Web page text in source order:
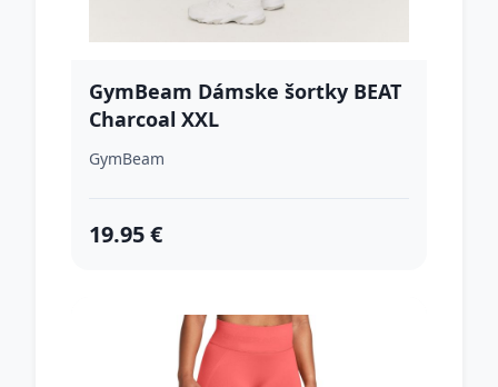
GymBeam Dámske šortky BEAT
Charcoal XXL
GymBeam
19.95 €